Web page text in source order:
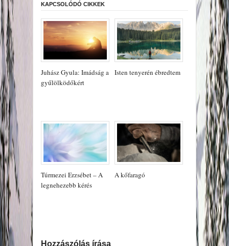
KAPCSOLÓDÓ CIKKEK
Juhász Gyula: Imádság a
gyűlölködőkért
Isten tenyerén ébredtem
Túrmezei Erzsébet – A
legnehezebb kérés
A kőfaragó
Hozzászólás írása